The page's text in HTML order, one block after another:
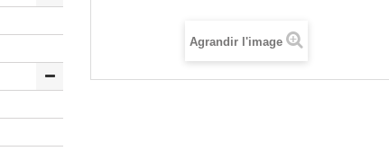
Agrandir l'image